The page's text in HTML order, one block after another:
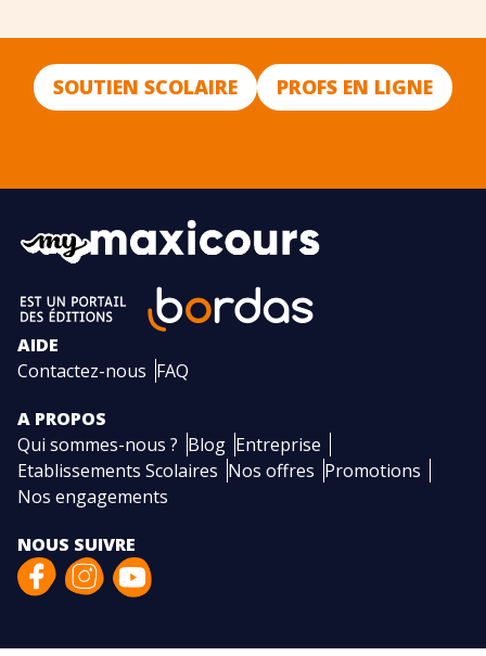
SOUTIEN SCOLAIRE PROFS EN LIGNE
AIDE
Contactez-nous FAQ
A PROPOS
Qui sommes-nous ? Blog Entreprise
Etablissements Scolaires Nos offres Promotions
Nos engagements
NOUS SUIVRE